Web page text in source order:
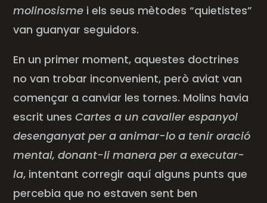
molinosisme i els seus mètodes “quietistes”
van guanyar seguidors.
En un primer moment, aquestes doctrines
no van trobar inconvenient, però aviat van
començar a canviar les tornes. Molins havia
escrit unesCartes a un cavaller espanyol
desenganyat per a animar-lo a tenir oració
mental, donant-li manera per a executar-
la, intentant corregir aquí alguns punts que
percebia que no estaven sent ben